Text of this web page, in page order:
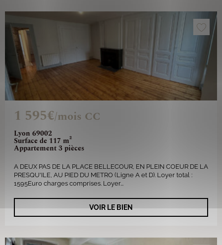
Lyon 69002
Surface de 117 m²
Appartement 3 pièces
1 595€/mois CC
A DEUX PAS DE LA PLACE BELLECOUR, EN PLEIN COEUR DE LA
PRESQU'ILE, AU PIED DU METRO (Ligne A et D). Loyer total :
1595Euro charges comprises. Loyer...
VOIR LE BIEN